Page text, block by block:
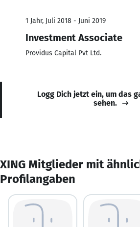
1 Jahr, Juli 2018 - Juni 2019
Investment Associate
Providus Capital Pvt Ltd.
Logg Dich jetzt ein, um das
sehen.
XING Mitglieder mit
Profilangaben